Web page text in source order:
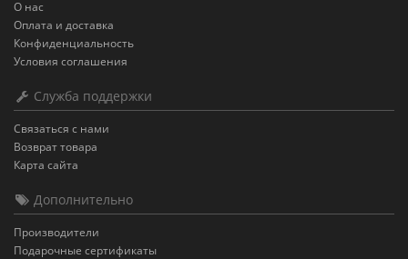
О нас
Оплата и доставка
Конфиденциальность
Условия соглашения
Служба поддержки
Связаться с нами
Возврат товара
Карта сайта
Дополнительно
Производители
Подарочные сертификаты